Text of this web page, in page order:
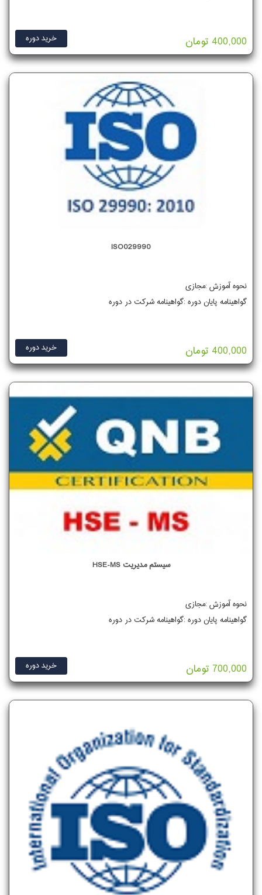
خرید دوره 400,000 تومان
ISO029990
نحوه آموزش :مجازی
گواهینامه پایان دوره :گواهینامه شرکت در دوره
خرید دوره 400,000 تومان
سیستم مدیریت HSE-MS
نحوه آموزش :مجازی
گواهینامه پایان دوره :گواهینامه شرکت در دوره
خرید دوره 700,000 تومان